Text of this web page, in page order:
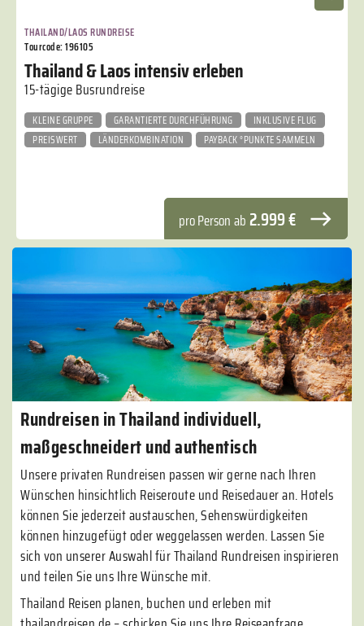
THAILAND/LAOS RUNDREISE
Tourcode: 196105
Thailand & Laos intensiv erleben
15-tägige Busrundreise
KLEINE GRUPPE GARANTIERTE DURCHFÜHRUNG
INKLUSIVE FLUG
PREISWERT
LÄNDERKOMBINATION PAYBACK °PUNKTE SAMMELN
pro Personab 2.999 €
Rundreisen in Thailand individuell,
maßgeschneidert und authentisch
Unsere privaten Rundreisen passen wir gerne nach Ihren
Wünschen hinsichtlich Reiseroute und Reisedauer an. Hotels
können Sie jederzeit austauschen, Sehenswürdigkeiten
können hinzugefügt oder weggelassen werden. Lassen Sie
sich von unserer Auswahl für Thailand Rundreisen inspirieren
und teilen Sie uns Ihre Wünsche mit.
Thailand Reisen planen, buchen und erleben mit